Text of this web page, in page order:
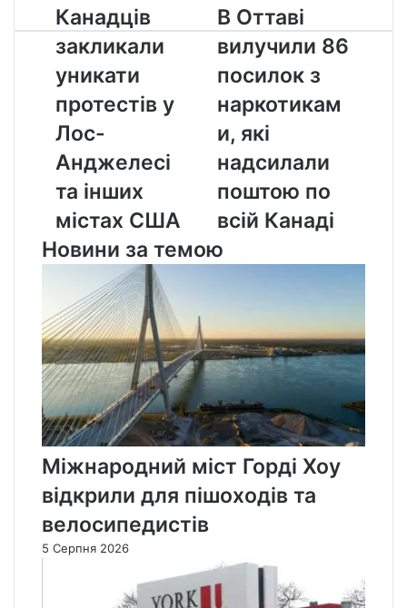
Канадців
закликали
уникати
протестів
у
Лос-
Анджелесі
та
інших
містах
США
Канадців
закликали
уникати
протестів у
Лос-
Анджелесі
та інших
містах США
В
Оттаві
вилучили
86
посилок
з
наркотиками,
які
надсилали
по
всій
В Оттаві
вилучили 86
посилок з
наркотикам
и, які
надсилали
поштою по
всій Канаді
Новини за темою
Міжнародний міст Горді Хоу
відкрили для пішоходів та
велосипедистів
5 Серпня 2026